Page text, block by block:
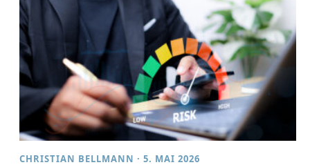
CHRISTIAN BELLMANN ·5. MAI 2026